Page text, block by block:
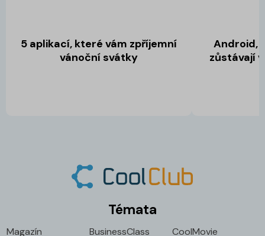
5 aplikací, které vám zpříjemní
vánoční svátky
Android,
zůstávají
Témata
Magazín BusinessClass CoolMovie